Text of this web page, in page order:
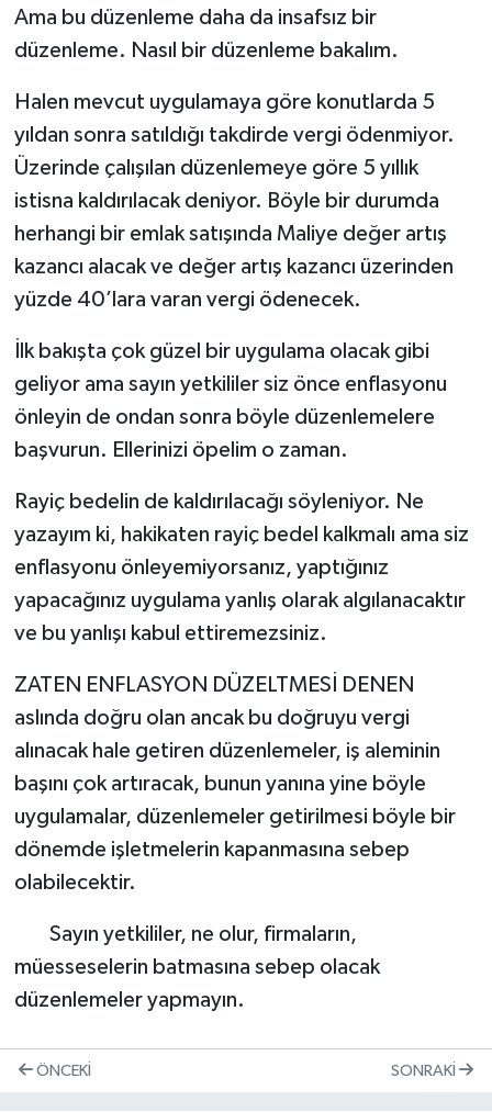
Ama bu düzenleme daha da insafsız bir
düzenleme. Nasıl bir düzenleme bakalım.
Halen mevcut uygulamaya göre konutlarda 5
yıldan sonra satıldığı takdirde vergi ödenmiyor.
Üzerinde çalışılan düzenlemeye göre 5 yıllık
istisna kaldırılacak deniyor. Böyle bir durumda
herhangi bir emlak satışında Maliye değer artış
kazancı alacak ve değer artış kazancı üzerinden
yüzde 40’lara varan vergi ödenecek.
İlk bakışta çok güzel bir uygulama olacak gibi
geliyor ama sayın yetkililer siz önce enflasyonu
önleyin de ondan sonra böyle düzenlemelere
başvurun. Ellerinizi öpelim o zaman.
Rayiç bedelin de kaldırılacağı söyleniyor. Ne
yazayım ki, hakikaten rayiç bedel kalkmalı ama siz
enflasyonu önleyemiyorsanız, yaptığınız
yapacağınız uygulama yanlış olarak algılanacaktır
ve bu yanlışı kabul ettiremezsiniz.
ZATEN ENFLASYON DÜZELTMESİ DENEN
aslında doğru olan ancak bu doğruyu vergi
alınacak hale getiren düzenlemeler, iş aleminin
başını çok artıracak, bunun yanına yine böyle
uygulamalar, düzenlemeler getirilmesi böyle bir
dönemde işletmelerin kapanmasına sebep
olabilecektir.
Sayın yetkililer, ne olur, firmaların,
müesseselerin batmasına sebep olacak
düzenlemeler yapmayın.
ÖNCEKI SONRAKI